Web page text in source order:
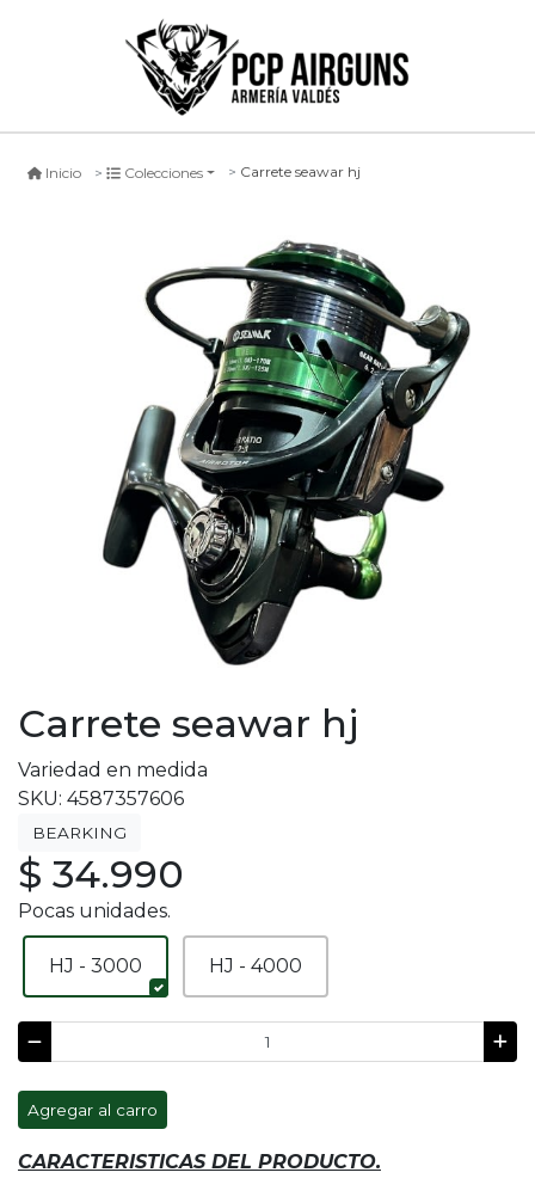
Inicio Colecciones Carrete seawar hj
Carrete seawar hj
Variedad en medida
SKU: 4587357606
BEARKING
$ 34.990
Pocas unidades.
HJ - 3000 HJ - 4000
Agregar al carro
CARACTERISTICAS DEL PRODUCTO.